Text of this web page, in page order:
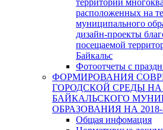
расположенных на
муниципального
дизайн-проекты
посещаемой
Байкальс
Фотоотчеты с
ФОРМИРОВАНИЯ
ГОРОДСКОЙ СРЕДЫ НА
БАЙКАЛЬСКОГО
ОБРАЗОВАНИЯ НА
Общая инфомация